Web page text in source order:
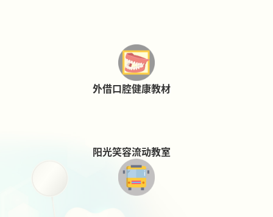
外借口腔健康教材
阳光笑容流动教室